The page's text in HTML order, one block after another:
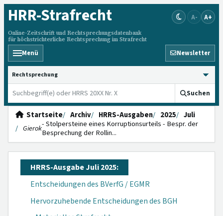
HRR-Strafrecht
Online-Zeitschrift und Rechtsprechungsdatenbank
für höchstrichterliche Rechtsprechung im Strafrecht
A- A+
Menü Newsletter
HRRS durchsuchen
Suchen
Startseite Archiv HRRS-Ausgaben 2025
Juli
Gierok- Stolpersteine eines Korruptionsurteils - Bespr. der
Besprechung der Rollin...
HRRS-Ausgabe Juli 2025:
Entscheidungen des BVerfG / EGMR
Hervorzuhebende Entscheidungen des BGH